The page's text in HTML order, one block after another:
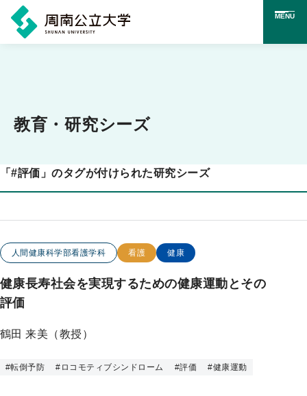
ス
ッ
MENU
教育・研究シーズ
「#評価」のタグが付けられた研究シーズ
この研究のカテゴリー
人間健康科学部看護学科 看護 健康
健康長寿社会を実現するための健康運動とその
評価
鶴田 来美（教授）
この研究のキーワード
#転倒予防 # ロコモティブシンドローム #評価 #健康運動